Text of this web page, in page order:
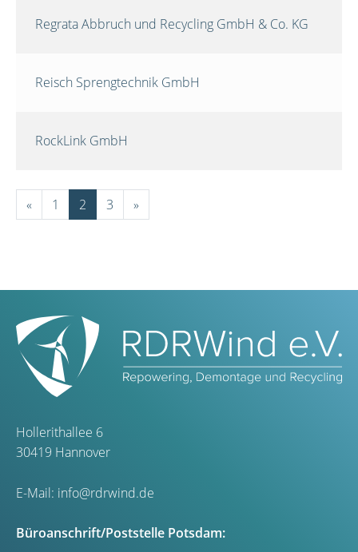
Regrata Abbruch und Recycling GmbH & Co. KG
Reisch Sprengtechnik GmbH
RockLink GmbH
« 1 2 3 »
Hollerithallee 6
30419 Hannover
E-Mail: info@rdrwind.de
Büroanschrift/Poststelle Potsdam: